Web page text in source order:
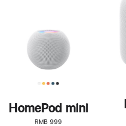
HomePod mini
RMB 999